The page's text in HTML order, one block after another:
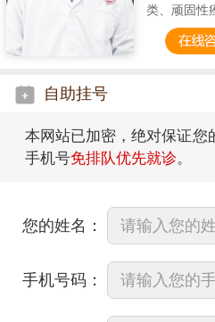
类、顽固性
自助挂号
本网站已加密，绝对保证您
手机号免排队优先就诊。
您的姓名：
手机号码：